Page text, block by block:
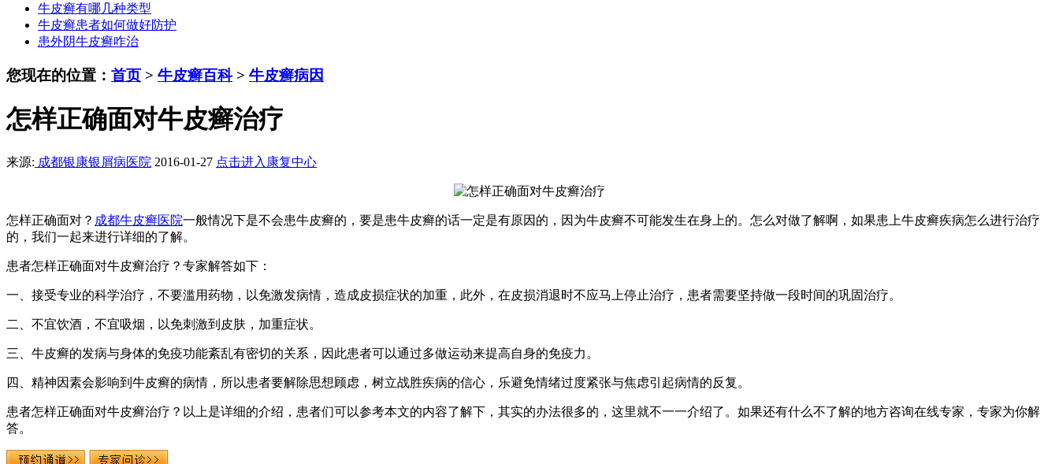
牛皮癣有哪几种类型
牛皮癣患者如何做好防护
患外阴牛皮癣咋治
您现在的位置： 首页 > 牛皮癣百科> 牛皮癣病因
怎样正确面对牛皮癣治疗
来源: 成都银康银屑病医院 2016-01-27 点击进入康复中心
怎样正确面对？ 成都牛皮癣医院一般情况下是不会患牛皮癣的，要是患牛皮癣的话一定是有原因的，因为牛皮癣不可能发生在身上的。怎么对做了解啊，如果患上牛皮癣疾病怎么进行治疗
的，我们一起来进行详细的了解。
患者怎样正确面对牛皮癣治疗？专家解答如下：
一、接受专业的科学治疗，不要滥用药物，以免激发病情，造成皮损症状的加重，此外，在皮损消退时不应马上停止治疗，患者需要坚持做一段时间的巩固治疗。
二、不宜饮酒，不宜吸烟，以免刺激到皮肤，加重症状。
三、牛皮癣的发病与身体的免疫功能紊乱有密切的关系，因此患者可以通过多做运动来提高自身的免疫力。
四、精神因素会影响到牛皮癣的病情，所以患者要解除思想顾虑，树立战胜疾病的信心，乐避免情绪过度紧张与焦虑引起病情的反复。
患者怎样正确面对牛皮癣治疗？以上是详细的介绍，患者们可以参考本文的内容了解下，其实的办法很多的，这里就不一一介绍了。如果还有什么不了解的地方咨询在线专家，专家为你解
答。